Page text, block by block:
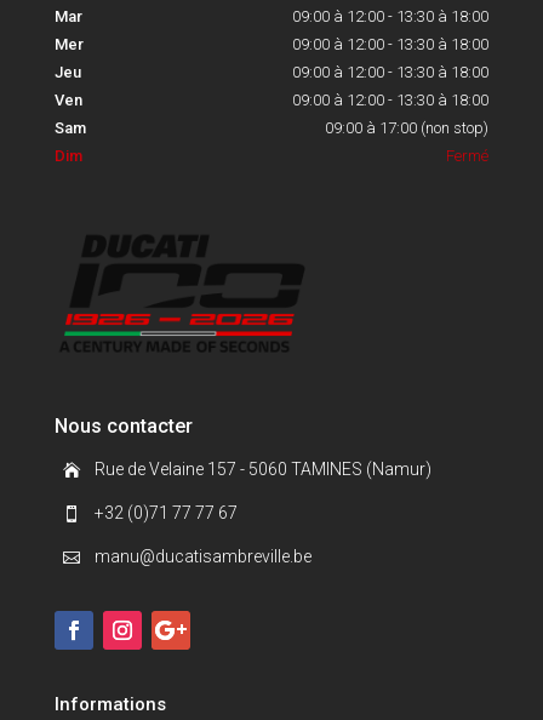
Mar
09:00 à 12:00 - 13:30 à 18:00
Mer
09:00 à 12:00 - 13:30 à 18:00
Jeu
09:00 à 12:00 - 13:30 à 18:00
Ven
09:00 à 12:00 - 13:30 à 18:00
Sam
09:00 à 17:00 (non stop)
Dim
Fermé
Nous contacter
 Rue de Velaine 157 - 5060 TAMINES (Namur)
 +32 (0)71 77 77 67
 manu@ducatisambreville.be
Informations